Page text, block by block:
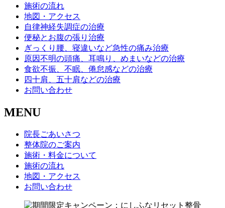
施術の流れ
地図・アクセス
自律神経失調症の治療
便秘とお腹の張り治療
ぎっくり腰、寝違いなど急性の痛み治療
原因不明の頭痛、耳鳴り、めまいなどの治療
食欲不振、不眠、倦怠感などの治療
四十肩、五十肩などの治療
お問い合わせ
MENU
院長ごあいさつ
整体院のご案内
施術・料金について
施術の流れ
地図・アクセス
お問い合わせ